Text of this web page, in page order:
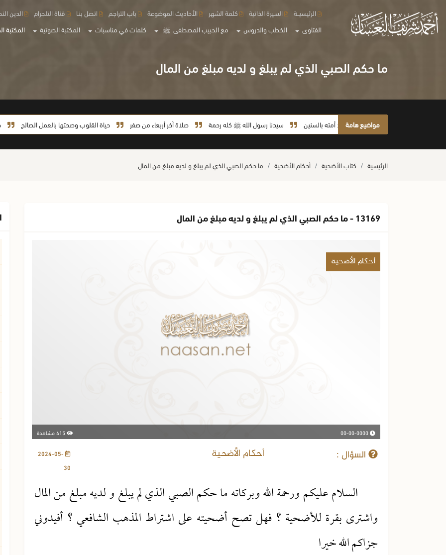
الفتاوى الخطب والدروس مع الحبيب المصطفى ﷺ كلمات في مناسبات المكتبة الصوتية المكتبة
الرئيسيــة السيرة الذاتية كلمة الشهر الأحاديث الموضوعة باب التراجم اتصل بنـا قناة التلجرام الدين
ما حكم الصبي الذي لم يبلغ و لديه مبلغ من المال
مواضيع هامة
لا يأخذ أمته بالسنين سيدنا رسول الله ﷺ كله رحمة صلاة آخر أربعاء من صفر حياة القلوب وصحتها بالعمل الصالح حياة
الرئيسية كتاب الأضحية أحكام الأضحية ما حكم الصبي الذي لم يبلغ و لديه مبلغ من المال
13169 - ما حكم الصبي الذي لم يبلغ و لديه مبلغ من المال
أحكام الأضحية
السؤال : أحكام الأضحية
2024-05-
30
السلام عليكم ورحمة الله وبركاته ما حكم الصبي الذي لم يبلغ و لديه مبلغ من المال
واشترى بقرة للأضحية ؟ فهل تصح أضحيته على اشتراط المذهب الشافعي ؟ أفيدوني
جزاكم الله خيرا